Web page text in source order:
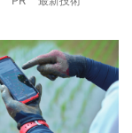
御装置が誕生